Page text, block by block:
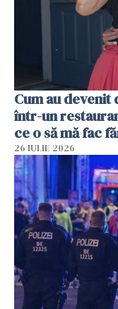
Cum au
într-un
ce o să mă fac
26 IULIE 2026